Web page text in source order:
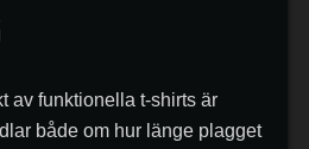
av funktionella t-shirts är
både om hur länge plagget